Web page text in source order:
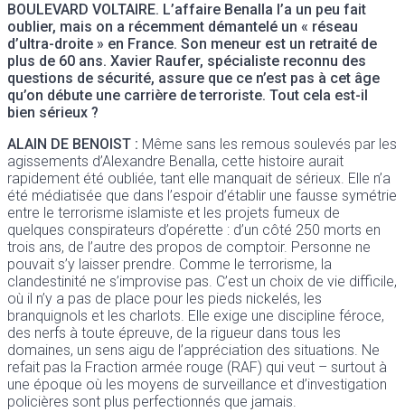
BOULEVARD VOLTAIRE. L’affaire Benalla l’a un peu fait
oublier, mais on a récemment démantelé un « réseau
d’ultra-droite » en France. Son meneur est un retraité de
plus de 60 ans. Xavier Raufer, spécialiste reconnu des
questions de sécurité, assure que ce n’est pas à cet âge
qu’on débute une carrière de terroriste. Tout cela est-il
bien sérieux ?
ALAIN DE BENOIST : Même sans les remous soulevés par les
agissements d’Alexandre Benalla, cette histoire aurait
rapidement été oubliée, tant elle manquait de sérieux. Elle n’a
été médiatisée que dans l’espoir d’établir une fausse symétrie
entre le terrorisme islamiste et les projets fumeux de
quelques conspirateurs d’opérette : d’un côté 250 morts en
trois ans, de l’autre des propos de comptoir. Personne ne
pouvait s’y laisser prendre. Comme le terrorisme, la
clandestinité ne s’improvise pas. C’est un choix de vie difficile,
où il n’y a pas de place pour les pieds nickelés, les
branquignols et les charlots. Elle exige une discipline féroce,
des nerfs à toute épreuve, de la rigueur dans tous les
domaines, un sens aigu de l’appréciation des situations. Ne
refait pas la Fraction armée rouge (RAF) qui veut – surtout à
une époque où les moyens de surveillance et d’investigation
policières sont plus perfectionnés que jamais.